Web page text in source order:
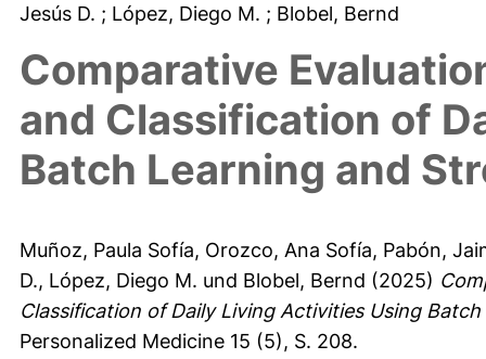
Jesús D. ; López, Diego M. ; Blobel, Bernd
Comparative
and Classification of
Batch Learning and
Muñoz, Paula Sofía, Orozco, Ana Sofía, Pabón,
D., López, Diego M. und Blobel, Bernd (2025)
Classification of Daily Living Activities Using
Personalized Medicine 15 (5), S. 208.